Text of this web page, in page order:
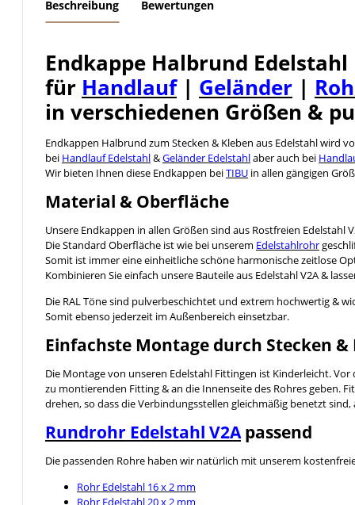
Beschreibung Bewertungen
Endkappe Halbrund Edelstahl
für Handlauf| Geländer |
in verschiedenen Größen &
Endkappen Halbrund zum Stecken & Kleben aus Edelstahl wird
bei Handlauf Edelstahl&Geländer Edelstahlaber auch bei
Wir bieten Ihnen diese Endkappen beiTIBU in allen gängigen
Material & Oberfläche
Unsere Endkappen in allen Größen sind aus Rostfreien Edelstahl
Die Standard Oberfläche ist wie bei unserem Edelstahlrohr
Somit ist immer eine einheitliche schöne harmonische zeitlose
Kombinieren Sie einfach unsere Bauteile aus Edelstahl V2A &
Die RAL Töne sind pulverbeschichtet und extrem hochwertig &
Somit ebenso jederzeit im Außenbereich einsetzbar.
Einfachste Montage durch Stecken &
Die Montage von unseren Edelstahl Fittingen ist Kinderleicht.
zu montierenden Fitting & an die Innenseite des Rohres geben.
drehen, so dass die Verbindungsstellen gleichmäßig benetzt
Rundrohr Edelstahl V2Apassend
Die passenden Rohre haben wir natürlich mit unserem
Rohr Edelstahl 16 x 2 mm
Rohr Edelstahl 20 x 2 mm